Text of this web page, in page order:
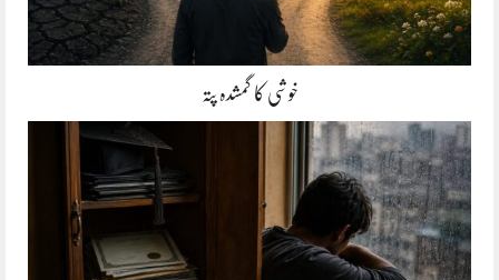
خوشی کا گمشدہ پتہ